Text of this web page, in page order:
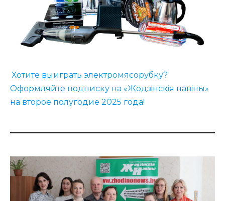
Хотите выиграть электромясорубку?
Оформляйте подписку на «Жодзiнскiя навiны»
на второе полугодие 2025 года!